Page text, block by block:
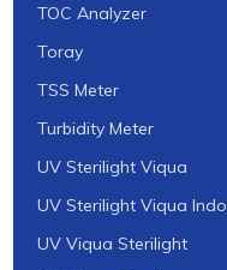
TOC Analyzer
Toray
TSS Meter
Turbidity Meter
UV Sterilight Viqua
UV Sterilight Viqua
UV Viqua Sterilight